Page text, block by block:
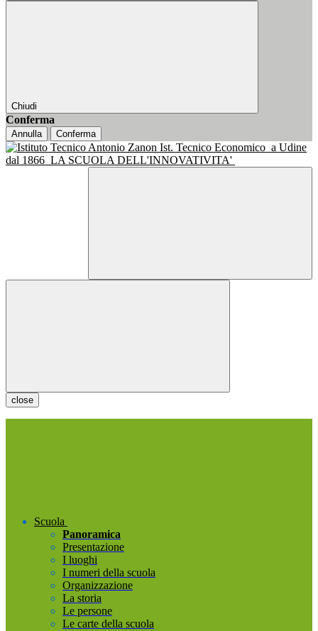
Chiudi
Conferma
Annulla Conferma
Ist. Tecnico Economico a Udine
dal 1866 LA SCUOLA DELL'INNOVATIVITA'
close
Scuola
Panoramica
Presentazione
I luoghi
I numeri della scuola
Organizzazione
La storia
Le persone
Le carte della scuola